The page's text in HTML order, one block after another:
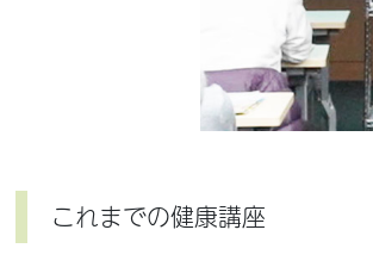
これまでの健康講座